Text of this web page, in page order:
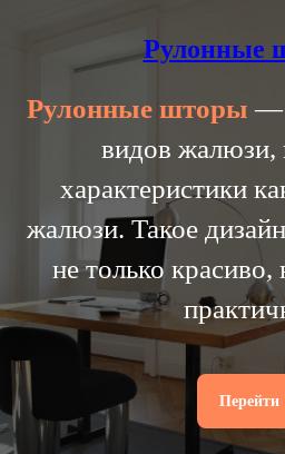
Рулонные
Рулонные шторы —
видов
характеристики
жалюзи. Такое
не только
Перейти